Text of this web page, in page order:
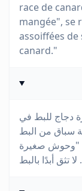
race de
mangée", se
assoiffées de
canard."
دجاج للبط في
سباق من البط
"وحوش صغيرة